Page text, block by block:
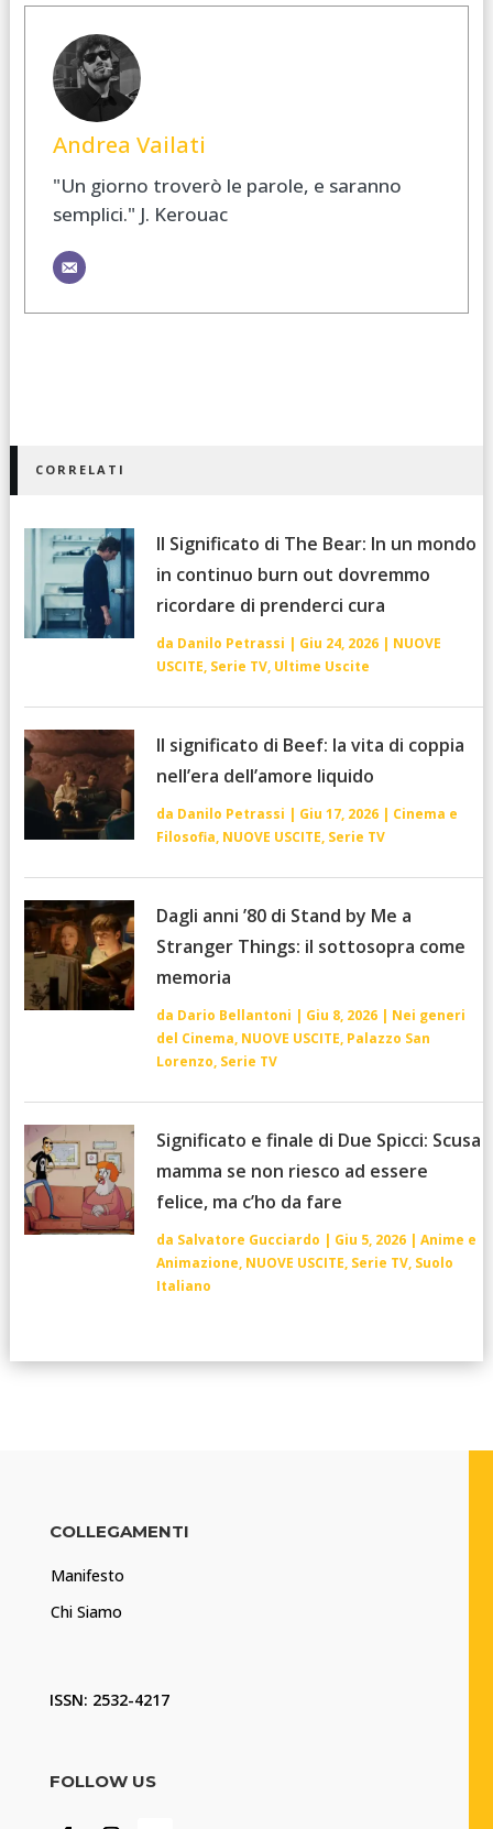
Andrea Vailati
"Un giorno troverò le parole, e saranno
semplici." J. Kerouac
CORRELATI
Il Significato di The Bear: In un mondo
in continuo burn out dovremmo
ricordare di prenderci cura
da Danilo Petrassi | Giu 24, 2026| NUOVE
USCITE, Serie TV, Ultime Uscite
Il significato di Beef: la vita di coppia
nell’era dell’amore liquido
da Danilo Petrassi | Giu 17, 2026| Cinema e
Filosofia, NUOVE USCITE, Serie TV
Dagli anni ’80 di Stand by Me a
Stranger Things: il sottosopra come
memoria
da Dario Bellantoni | Giu 8, 2026| Nei generi
del Cinema, NUOVE USCITE, Palazzo San
Lorenzo, Serie TV
Significato e finale di Due Spicci: Scusa
mamma se non riesco ad essere
felice, ma c’ho da fare
da Salvatore Gucciardo | Giu 5, 2026| Anime e
Animazione, NUOVE USCITE, Serie TV, Suolo
Italiano
COLLEGAMENTI
Manifesto
Chi Siamo
ISSN: 2532-4217
FOLLOW US